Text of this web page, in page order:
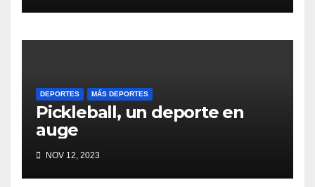
DEPORTES MÁS DEPORTES
Pickleball, un deporte en
auge
NOV 12, 2023